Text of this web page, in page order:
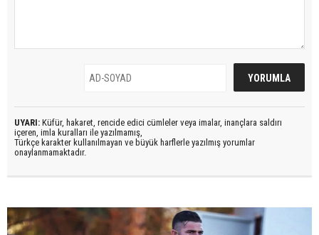
UYARI: Küfür, hakaret, rencide edici cümleler veya imalar, inançlara saldırı
içeren, imla kuralları ile yazılmamış,
Türkçe karakter kullanılmayan ve büyük harflerle yazılmış yorumlar
onaylanmamaktadır.